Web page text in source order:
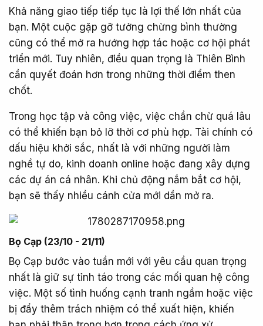
Khả năng giao tiếp tiếp tục là lợi thế lớn nhất của
bạn. Một cuộc gặp gỡ tưởng chừng bình thường
cũng có thể mở ra hướng hợp tác hoặc cơ hội phát
triển mới. Tuy nhiên, điều quan trọng là Thiên Bình
cần quyết đoán hơn trong những thời điểm then
chốt.
Trong học tập và công việc, việc chần chừ quá lâu
có thể khiến bạn bỏ lỡ thời cơ phù hợp. Tài chính có
dấu hiệu khởi sắc, nhất là với những người làm
nghề tự do, kinh doanh online hoặc đang xây dựng
các dự án cá nhân. Khi chủ động nắm bắt cơ hội,
bạn sẽ thấy nhiều cánh cửa mới dần mở ra.
Bọ Cạp (23/10 - 21/11)​
Bọ Cạp bước vào tuần mới với yêu cầu quan trọng
nhất là giữ sự tỉnh táo trong các mối quan hệ công
việc. Một số tình huống cạnh tranh ngầm hoặc việc
bị đẩy thêm trách nhiệm có thể xuất hiện, khiến